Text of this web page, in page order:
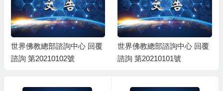
世界佛教總部諮詢中心 回覆
諮詢 第20210102號
世界佛教總部諮詢中心 回覆
諮詢 第20210101號